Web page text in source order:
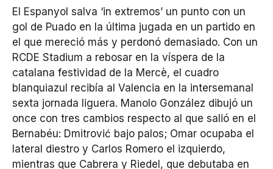
El Espanyol salva ‘in extremos’ un punto con un
gol de Puado en la última jugada en un partido en
el que mereció más y perdonó demasiado. Con un
RCDE Stadium a rebosar en la víspera de la
catalana festividad de la Mercè, el cuadro
blanquiazul recibía al Valencia en la intersemanal
sexta jornada liguera. Manolo González dibujó un
once con tres cambios respecto al que salió en el
Bernabéu: Dmitrović bajo palos; Omar ocupaba el
lateral diestro y Carlos Romero el izquierdo,
mientras que Cabrera y Riedel, que debutaba en